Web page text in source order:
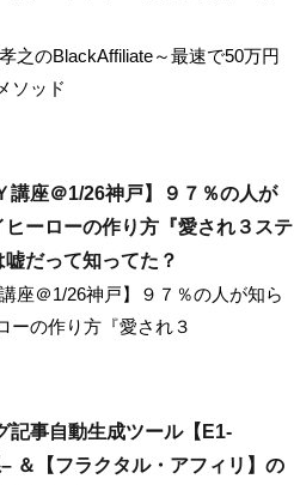
之のBlackAffiliate～最速で50万円
ソッド
講座＠1/26神戸】９７％の人が
ーローの作り方『愛され３ステ
だって知ってた？
座＠1/26神戸】９７％の人が知ら
ーの作り方『愛され３
記事自動生成ツール【E1-
＆【フラクタル・アフィリ】の